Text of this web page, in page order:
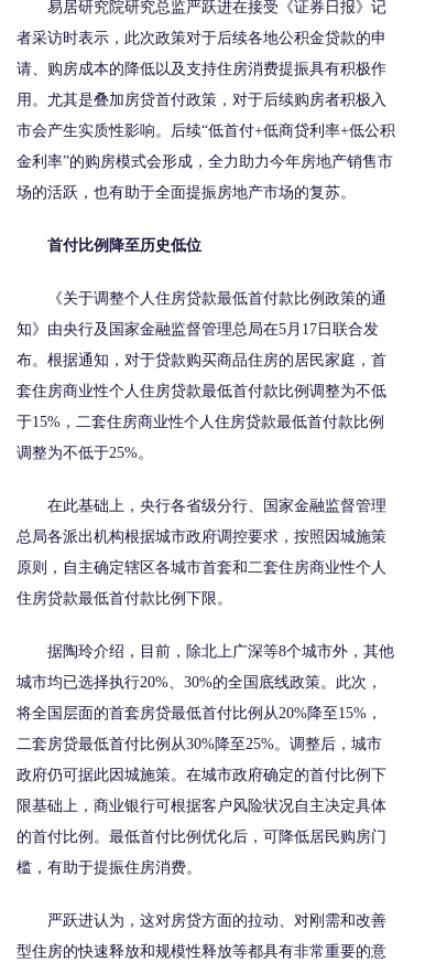
易居研究院研究总监严跃进在接受《证券日报》记
者采访时表示，此次政策对于后续各地公积金贷款的申
请、购房成本的降低以及支持住房消费提振具有积极作
用。尤其是叠加房贷首付政策，对于后续购房者积极入
市会产生实质性影响。后续“低首付+低商贷利率+低公积
金利率”的购房模式会形成，全力助力今年房地产销售市
场的活跃，也有助于全面提振房地产市场的复苏。
首付比例降至历史低位
《关于调整个人住房贷款最低首付款比例政策的通
知》由央行及国家金融监督管理总局在5月17日联合发
布。根据通知，对于贷款购买商品住房的居民家庭，首
套住房商业性个人住房贷款最低首付款比例调整为不低
于15%，二套住房商业性个人住房贷款最低首付款比例
调整为不低于25%。
在此基础上，央行各省级分行、国家金融监督管理
总局各派出机构根据城市政府调控要求，按照因城施策
原则，自主确定辖区各城市首套和二套住房商业性个人
住房贷款最低首付款比例下限。
据陶玲介绍，目前，除北上广深等8个城市外，其他
城市均已选择执行20%、30%的全国底线政策。此次，
将全国层面的首套房贷最低首付比例从20%降至15%，
二套房贷最低首付比例从30%降至25%。调整后，城市
政府仍可据此因城施策。在城市政府确定的首付比例下
限基础上，商业银行可根据客户风险状况自主决定具体
的首付比例。最低首付比例优化后，可降低居民购房门
槛，有助于提振住房消费。
严跃进认为，这对房贷方面的拉动、对刚需和改善
型住房的快速释放和规模性释放等都具有非常重要的意